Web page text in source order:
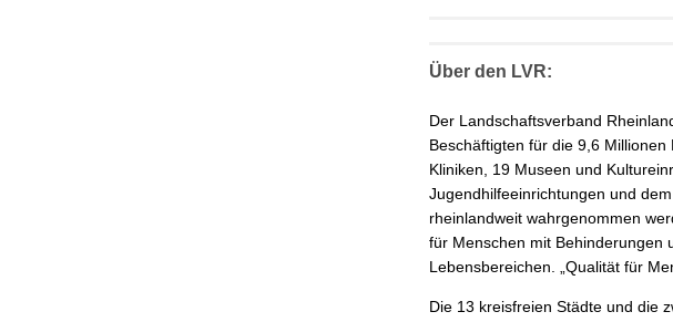
Über den LVR:
Der Landschaftsverband
Beschäftigten für die 9,6
Kliniken, 19 Museen und
Jugendhilfeeinrichtungen und
rheinlandweit wahrgenommen
für Menschen mit Behinderungen
Lebensbereichen. „Qualität für
Die 13 kreisfreien Städte und die